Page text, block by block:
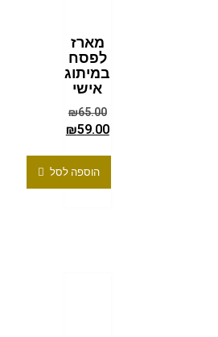
מארז
לפסח
במיתוג
אישי
₪65.00
₪59.00
הוספה לסל